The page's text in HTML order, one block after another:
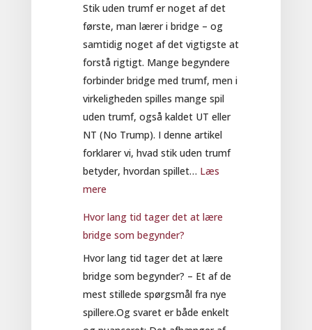
Stik uden trumf er noget af det
første, man lærer i bridge – og
samtidig noget af det vigtigste at
forstå rigtigt. Mange begyndere
forbinder bridge med trumf, men i
virkeligheden spilles mange spil
uden trumf, også kaldet UT eller
NT (No Trump). I denne artikel
forklarer vi, hvad stik uden trumf
betyder, hvordan spillet… Læs
mere:
uden
trumf
–
en
enkel
forklaring
Hvor lang tid tager det at lære
bridge som begynder?
Hvor lang tid tager det at lære
bridge som begynder? – Et af de
mest stillede spørgsmål fra nye
spillere.Og svaret er både enkelt